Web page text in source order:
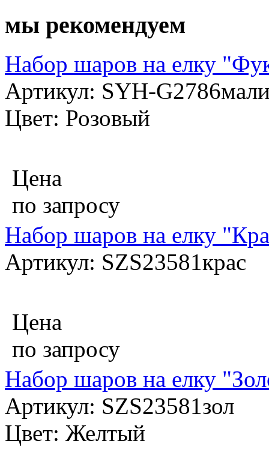
мы рекомендуем
Набор шаров на елку
Артикул: SYH-
Цвет: Розовый
Цена
по запросу
Набор шаров на елку
Артикул: SZS23581крас
Цена
по запросу
Набор шаров на елку
Артикул: SZS23581зол
Цвет: Желтый